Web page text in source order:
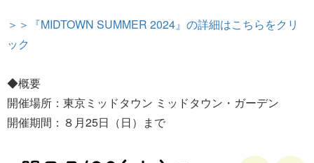
＞＞『MIDTOWN SUMMER 2024』の詳細はこちらをクリ
ック
◆概要
開催場所：東京ミッドタウン ミッドタウン・ガーデン
開催期間：８月25日（日）まで